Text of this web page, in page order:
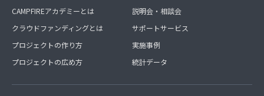
CAMPFIREアカデミーとは
クラウドファンディングとは
プロジェクトの作り方
プロジェクトの広め方
説明会・相談会
サポートサービス
実施事例
統計データ